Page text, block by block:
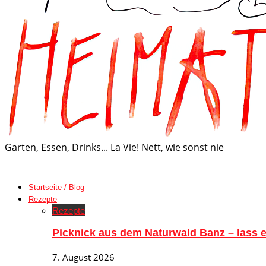
Garten, Essen, Drinks... La Vie! Nett, wie sonst nie
Startseite / Blog
Rezepte
Rezepte
Picknick aus dem Naturwald Banz – lass
7. August 2026